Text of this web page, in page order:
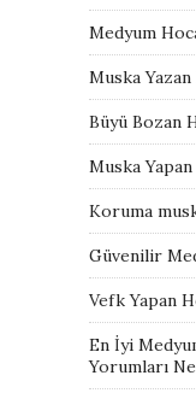
Medyum
Muska
Büyü Bozan
Muska
Koruma
Güvenilir
Vefk Yapan
En İyi
Yorumları